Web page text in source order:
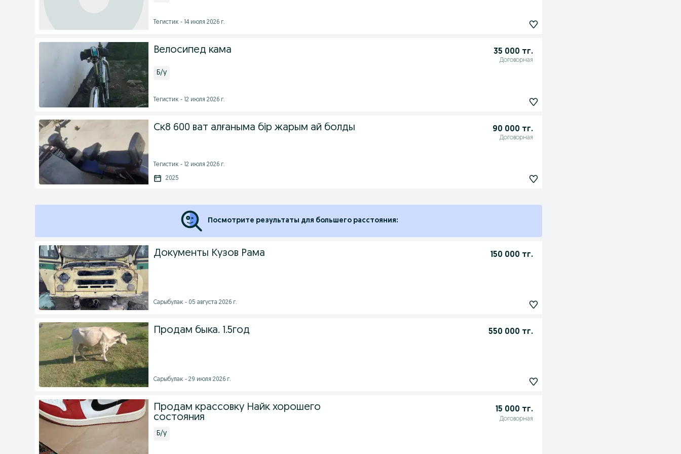
Тегистик - 14 июля 2026 г.
Велосипед кама 35 000 тг.
Договорная
Б/у
Тегистик - 12 июля 2026 г.
Ск8 600 ват алғаныма бір жарым ай болды 90 000 тг.
Договорная
Тегистик - 12 июля 2026 г.
2025
Посмотрите результаты для большего расстояния:
Документы Кузов Рама 150 000 тг.
Сарыбулак - 05 августа 2026 г.
Продам быка. 1.5год 550 000 тг.
Сарыбулак - 29 июля 2026 г.
Продам крассовку Найк хорошего
состояния
15 000 тг.
Договорная
Б/у